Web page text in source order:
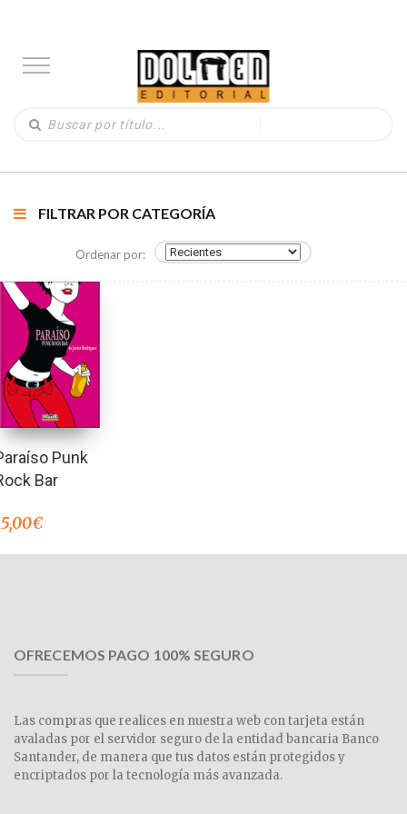
FILTRAR POR CATEGORÍA
Ordenar por:
Punk
Bar
€
OFRECEMOS PAGO 100% SEGURO
Las compras que realices en nuestra web con tarjeta están
avaladas por el servidor seguro de la entidad bancaria Banco
Santander, de manera que tus datos están protegidos y
encriptados por la tecnología más avanzada.